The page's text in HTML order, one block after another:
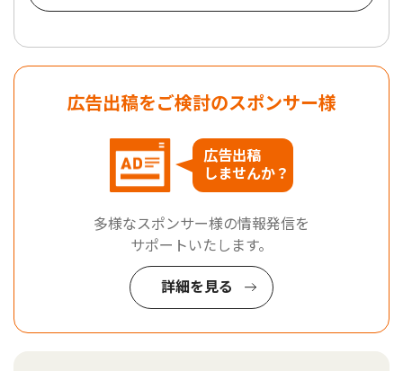
広告出稿をご検討のスポンサー様
広告出稿
しませんか？
多様なスポンサー様の情報発信を
サポートいたします。
詳細を見る